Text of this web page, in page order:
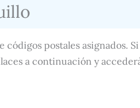
postales asignados.
a continuación y